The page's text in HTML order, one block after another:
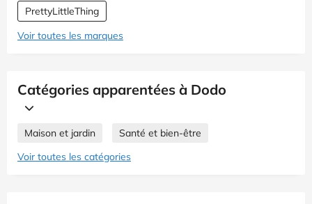
PrettyLittleThing
Voir toutes les marques
Catégories apparentées à Dodo
Maison et jardin
Santé et bien-être
Voir toutes les catégories